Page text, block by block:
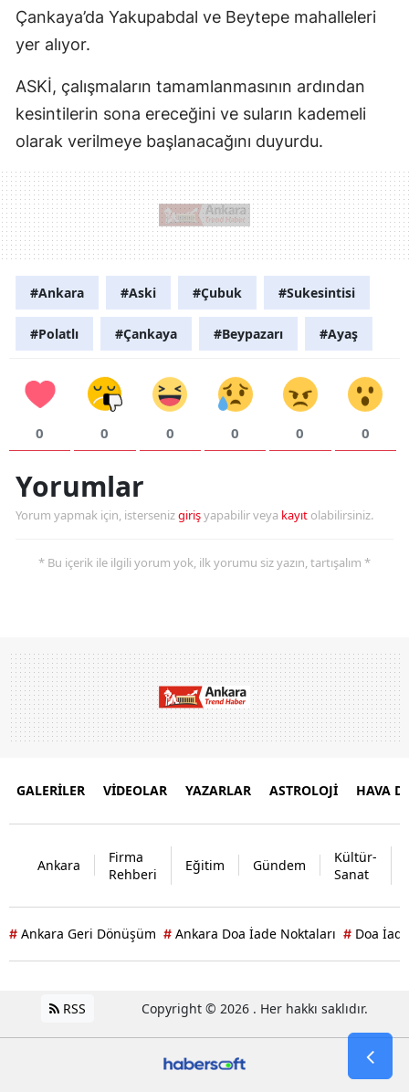
Çankaya’da Yakupabdal ve Beytepe mahalleleri
yer alıyor.
ASKİ, çalışmaların tamamlanmasının ardından
kesintilerin sona ereceğini ve suların kademeli
olarak verilmeye başlanacağını duyurdu.
#Ankara #Aski #Çubuk #Sukesintisi
#Polatlı #Çankaya #Beypazarı #Ayaş
0 0 0 0 0 0
Yorumlar
Yorum yapmak için, istersenizgirişyapabilir veya kayıt olabilirsiniz.
* Bu içerik ile ilgili yorum yok, ilk yorumu siz yazın, tartışalım *
GALERİLER VİDEOLAR YAZARLAR ASTROLOJİ HAVA
Ankara
Firma
Rehberi
Eğitim Gündem
Kültür-
Sanat
# Ankara Geri Dönüşüm # Ankara Doa İade Noktaları # Doa
RSS Copyright © 2026 . Her hakkı saklıdır.